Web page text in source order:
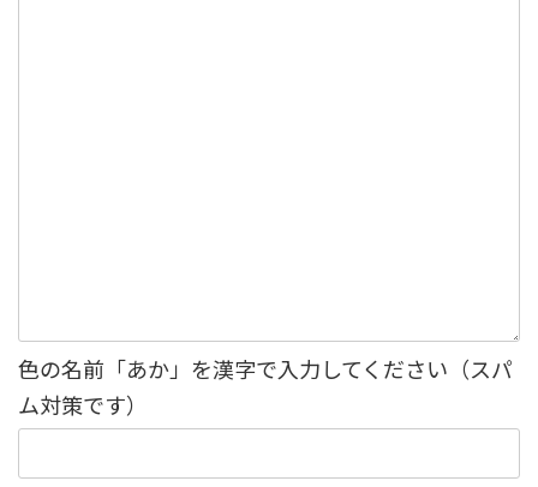
色の名前「あか」を漢字で入力してください（スパ
ム対策です）